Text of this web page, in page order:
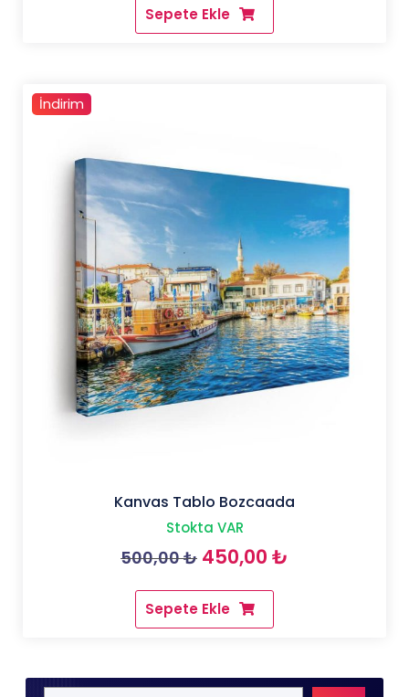
6.000,00 ₺.
Sepete Ekle
İndirim
Kanvas Tablo Bozcaada
Stokta VAR
500,00₺ Orijinal
fiyat:
500,00 ₺.
450,00 ₺
Sepete Ekle